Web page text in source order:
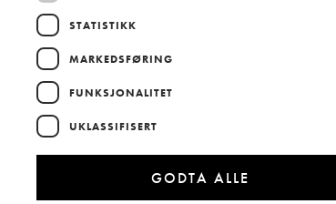
STATISTIKK
MARKEDSFØRING
FUNKSJONALITET
UKLASSIFISERT
GODTA ALLE